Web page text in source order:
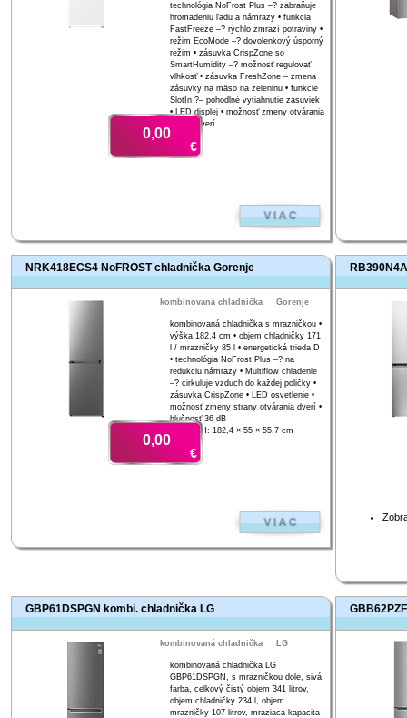
technológia NoFrost Plus –? zabraňuje
hromadeniu ľadu a námrazy • funkcia
FastFreeze –? rýchlo zmrazí potraviny •
režim EcoMode –? dovolenkový úsporný
režim • zásuvka CrispZone so
SmartHumidity –? možnosť regulovať
vlhkosť • zásuvka FreshZone – zmena
zásuvky na mäso na zeleninu • funkcie
SlotIn ?– pohodlné vytiahnutie zásuviek
• LED displej • možnosť zmeny otvárania
smeru dverí
0,00
€
NRK418ECS4 NoFROST chladnička Gorenje
kombinovaná chladnička Gorenje
kombinovaná chladnička s mrazničkou •
výška 182,4 cm • objem chladničky 171
l / mrazničky 85 l • energetická trieda D
• technológia NoFrost Plus –? na
redukciu námrazy • Multiflow chladenie
–? cirkuluje vzduch do každej poličky •
zásuvka CrispZone • LED osvetlenie •
možnosť zmeny strany otvárania dverí •
hlučnosť 36 dB
V × Š × H: 182,4 × 55 × 55,7 cm
0,00
€
GBP61DSPGN kombi. chladnička LG
kombinovaná chladnička LG
kombinovaná chladnička LG
GBP61DSPGN, s mrazničkou dole, sivá
farba, celkový čistý objem 341 litrov,
objem chladničky 234 l, objem
mrazničky 107 litrov, mraziaca kapacita